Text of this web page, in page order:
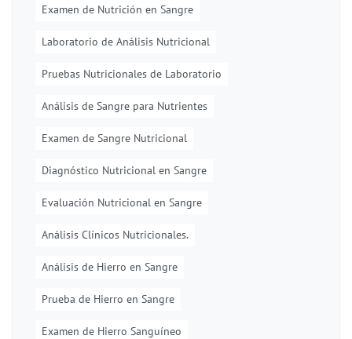
Examen de Nutrición en Sangre
Laboratorio de Análisis Nutricional
Pruebas Nutricionales de Laboratorio
Análisis de Sangre para Nutrientes
Examen de Sangre Nutricional
Diagnóstico Nutricional en Sangre
Evaluación Nutricional en Sangre
Análisis Clínicos Nutricionales.
Análisis de Hierro en Sangre
Prueba de Hierro en Sangre
Examen de Hierro Sanguíneo